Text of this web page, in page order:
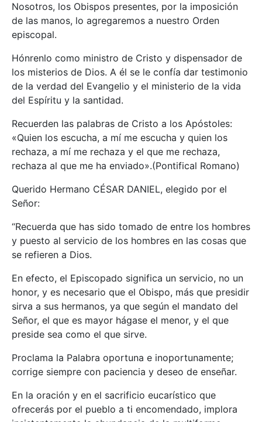
Nosotros, los Obispos presentes, por la imposición
de las manos, lo agregaremos a nuestro Orden
episcopal.
Hónrenlo como ministro de Cristo y dispensador de
los misterios de Dios. A él se le confía dar testimonio
de la verdad del Evangelio y el ministerio de la vida
del Espíritu y la santidad.
Recuerden las palabras de Cristo a los Apóstoles:
«Quien los escucha, a mí me escucha y quien los
rechaza, a mí me rechaza y el que me rechaza,
rechaza al que me ha enviado».(Pontifical Romano)
Querido Hermano CÉSAR DANIEL, elegido por el
Señor:
“Recuerda que has sido tomado de entre los hombres
y puesto al servicio de los hombres en las cosas que
se refieren a Dios.
En efecto, el Episcopado significa un servicio, no un
honor, y es necesario que el Obispo, más que presidir
sirva a sus hermanos, ya que según el mandato del
Señor, el que es mayor hágase el menor, y el que
preside sea como el que sirve.
Proclama la Palabra oportuna e inoportunamente;
corrige siempre con paciencia y deseo de enseñar.
En la oración y en el sacrificio eucarístico que
ofrecerás por el pueblo a ti encomendado, implora